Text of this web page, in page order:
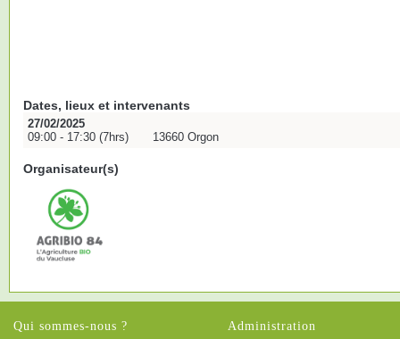
Dates, lieux et intervenants
27/02/2025
09:00 - 17:30 (7hrs)
13660 Orgon
Organisateur(s)
Qui sommes-nous ? Administration